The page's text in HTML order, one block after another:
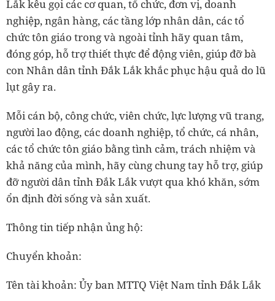
Lắk kêu gọi các cơ quan, tổ chức, đơn vị, doanh
nghiệp, ngân hàng, các tầng lớp nhân dân, các tổ
chức tôn giáo trong và ngoài tỉnh hãy quan tâm,
đóng góp, hỗ trợ thiết thực để động viên, giúp đỡ bà
con Nhân dân tỉnh Đắk Lắk khắc phục hậu quả do lũ
lụt gây ra.
Mỗi cán bộ, công chức, viên chức, lực lượng vũ trang,
người lao động, các doanh nghiệp, tổ chức, cá nhân,
các tổ chức tôn giáo bằng tình cảm, trách nhiệm và
khả năng của mình, hãy cùng chung tay hỗ trợ, giúp
đỡ người dân tỉnh Đắk Lắk vượt qua khó khăn, sớm
ổn định đời sống và sản xuất.
Thông tin tiếp nhận ủng hộ:
Chuyển khoản:
Tên tài khoản: Ủy ban MTTQ Việt Nam tỉnh Đắk Lắk